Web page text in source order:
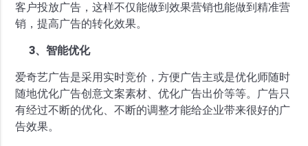
客户投放广告，这样不仅能做到效果营销也能做到精准营
销，提高广告的转化效果。
3、智能优化
爱奇艺广告是采用实时竞价，方便广告主或是优化师随时
随地优化广告创意文案素材、优化广告出价等等。广告只
有经过不断的优化、不断的调整才能给企业带来很好的广
告效果。